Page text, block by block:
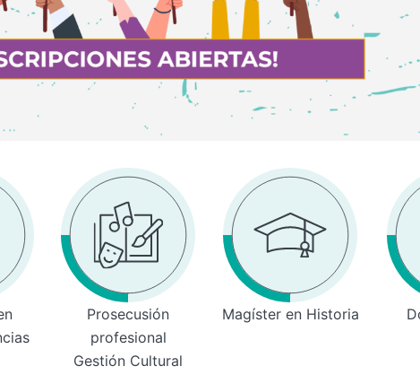
Prosecusión
profesional
Gestión Cultural
Magíster en Historia